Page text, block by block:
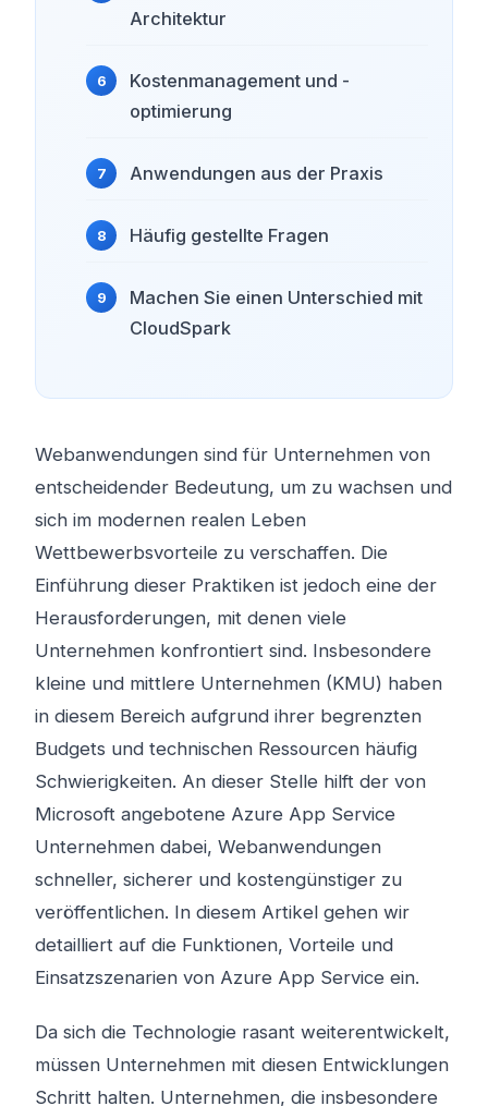
Architektur
Kostenmanagement und -
optimierung
Anwendungen aus der Praxis
Häufig gestellte Fragen
Machen Sie einen Unterschied mit
CloudSpark
Webanwendungen sind für Unternehmen von
entscheidender Bedeutung, um zu wachsen und
sich im modernen realen Leben
Wettbewerbsvorteile zu verschaffen. Die
Einführung dieser Praktiken ist jedoch eine der
Herausforderungen, mit denen viele
Unternehmen konfrontiert sind. Insbesondere
kleine und mittlere Unternehmen (KMU) haben
in diesem Bereich aufgrund ihrer begrenzten
Budgets und technischen Ressourcen häufig
Schwierigkeiten. An dieser Stelle hilft der von
Microsoft angebotene Azure App Service
Unternehmen dabei, Webanwendungen
schneller, sicherer und kostengünstiger zu
veröffentlichen. In diesem Artikel gehen wir
detailliert auf die Funktionen, Vorteile und
Einsatzszenarien von Azure App Service ein.
Da sich die Technologie rasant weiterentwickelt,
müssen Unternehmen mit diesen Entwicklungen
Schritt halten. Unternehmen, die insbesondere